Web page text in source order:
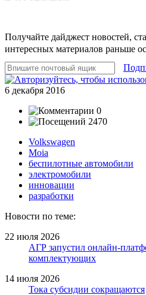
Получайте дайджест новостей,
интересных материалов раньше
6 декабря 2016
0
2470
Volkswagen
Moia
беспилотные автомобили
электромобили
инновации
разработки
Новости по теме:
22 июля 2026
АГР запустил онлайн-
комплектующих
14 июля 2026
Тока субсидии сокращаются